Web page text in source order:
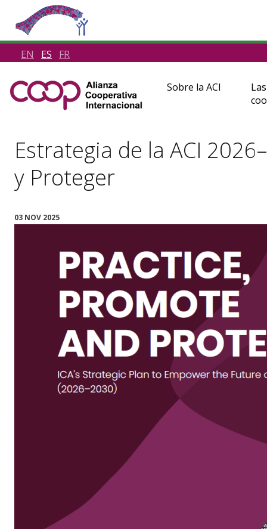
EN ES FR
Sobre la ACI
Las
Estrategia de la ACI
y Proteger
03 NOV 2025